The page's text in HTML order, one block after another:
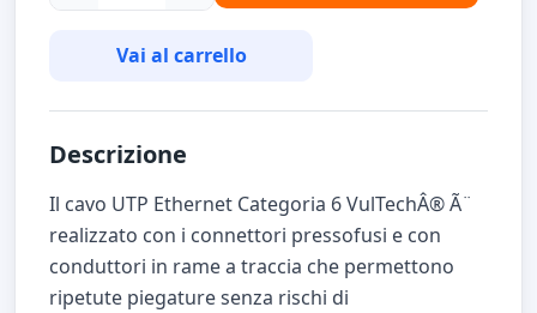
Vai al carrello
Descrizione
Il cavo UTP Ethernet Categoria 6 VulTechÂ® Ã¨
realizzato con i connettori pressofusi e con
conduttori in rame a traccia che permettono
ripetute piegature senza rischi di